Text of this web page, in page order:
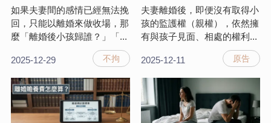
離婚單獨監護權好
處與判斷標準解析
如果夫妻間的感情已經無法挽
回，只能以離婚來做收場，那
麼「離婚後小孩歸誰？」「...
2025-12-29 不拘
嗎？對方不給看小
孩怎麼辦？
夫妻離婚後，即便沒有取得小
孩的監護權（親權），依然擁
有與孩子見面、相處的權利...
2025-12-11 原告